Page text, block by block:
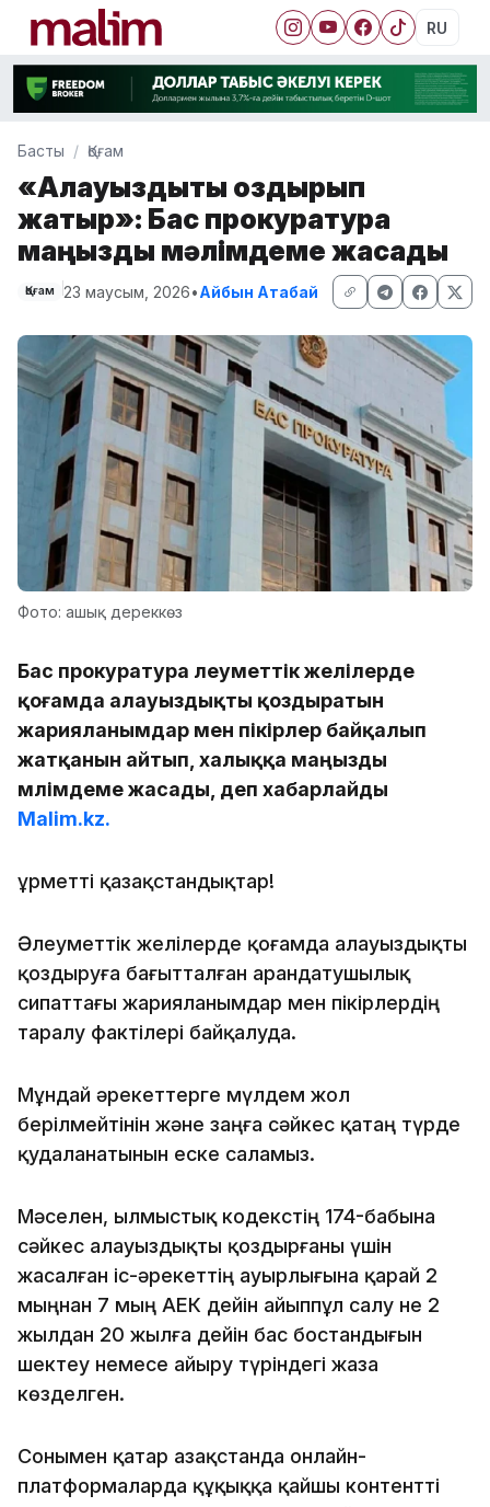
RU
Басты Қоғам
«Алауыздықты қоздырып
жатыр»: Бас прокуратура
маңызды мәлімдеме жасады
Қоғам 23 маусым, 2026•Айбын Атабай
Фото: ашық дереккөз
Бас прокуратура әлеуметтік желілерде
қоғамда алауыздықты қоздыратын
жарияланымдар мен пікірлер байқалып
жатқанын айтып, халыққа маңызды
мәлімдеме жасады, деп хабарлайды
Malim.kz.
Құрметті қазақстандықтар!
Әлеуметтік желілерде қоғамда алауыздықты
қоздыруға бағытталған арандатушылық
сипаттағы жарияланымдар мен пікірлердің
таралу фактілері байқалуда.
Мұндай әрекеттерге мүлдем жол
берілмейтінін және заңға сәйкес қатаң түрде
қудаланатынын еске саламыз.
Мәселен, Қылмыстық кодекстің 174-бабына
сәйкес алауыздықты қоздырғаны үшін
жасалған іс-әрекеттің ауырлығына қарай 2
мыңнан 7 мың АЕК дейін айыппұл салу не 2
жылдан 20 жылға дейін бас бостандығын
шектеу немесе айыру түріндегі жаза
көзделген.
Сонымен қатар Қазақстанда онлайн-
платформаларда құқыққа қайшы контентті